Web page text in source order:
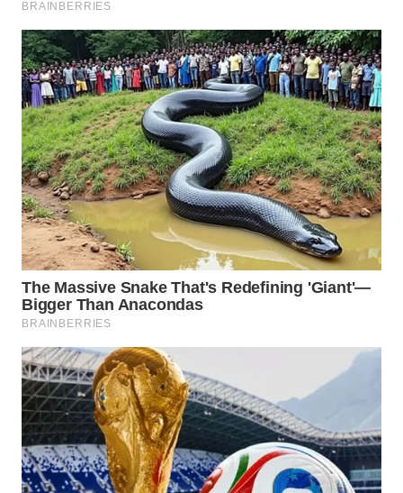
WAHANA
ADVOKAT
WAHANA
INFRASTRUKTUR
WAHANA
KONSUMEN
WAHANA
LISTRIK
WAHANA
TRAVEL
WAHANA
TV
WAHANANEWS
ID